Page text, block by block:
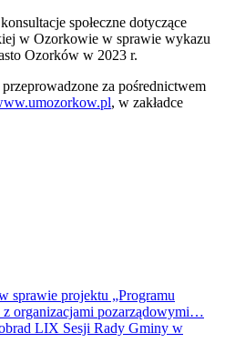
społeczne dotyczące
w Ozorkowie w sprawie wykazu
Ozorków w 2023 r.
za pośrednictwem
, w zakładce
sprawie projektu „Programu
z organizacjami pozarządowymi…
LIX Sesji Rady Gminy w